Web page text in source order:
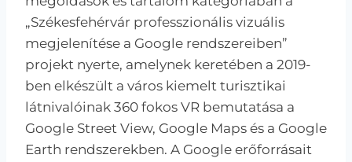
„Székesfehérvár professzionális vizuális
megjelenítése a Google rendszereiben”
projekt nyerte, amelynek keretében a 2019-
ben elkészült a város kiemelt turisztikai
látnivalóinak 360 fokos VR bemutatása a
Google Street View, Google Maps és a Google
Earth rendszerekben. A Google erőforrásait